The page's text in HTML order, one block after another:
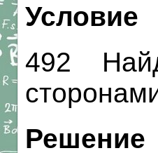
Условие
492
Решение